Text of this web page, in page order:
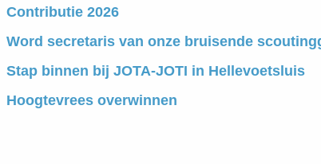
Contributie 2026
Word secretaris van onze bruisende
Stap binnen bij JOTA-JOTI in Hellevoetsluis
Hoogtevrees overwinnen